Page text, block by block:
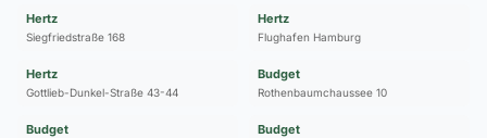
Hertz
Siegfriedstraße 168
Hertz
Gottlieb-Dunkel-Straße 43-44
Budget
Hertz
Flughafen Hamburg
Budget
Rothenbaumchaussee 10
Budget